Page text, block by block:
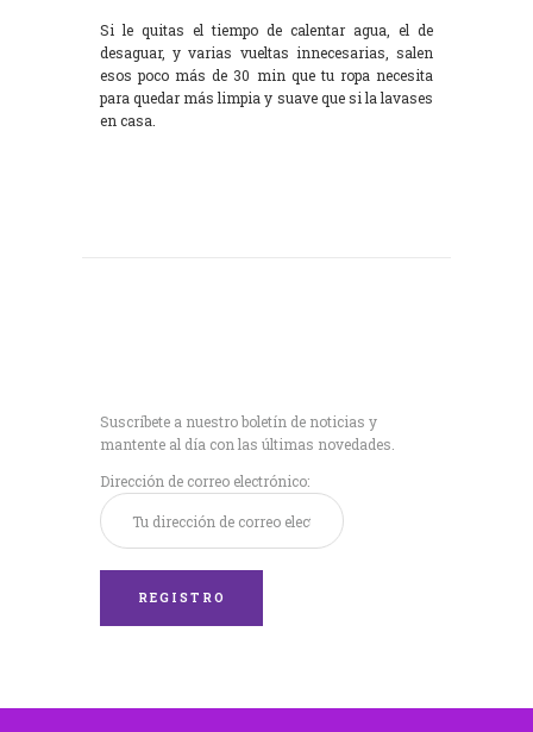
Si le quitas el tiempo de calentar agua, el de
desaguar, y varias vueltas innecesarias, salen
esos poco más de 30 min que tu ropa necesita
para quedar más limpia y suave que si la lavases
en casa.
Suscríbete a nuestro boletín de noticias y
mantente al día con las últimas novedades.
Dirección de correo electrónico: